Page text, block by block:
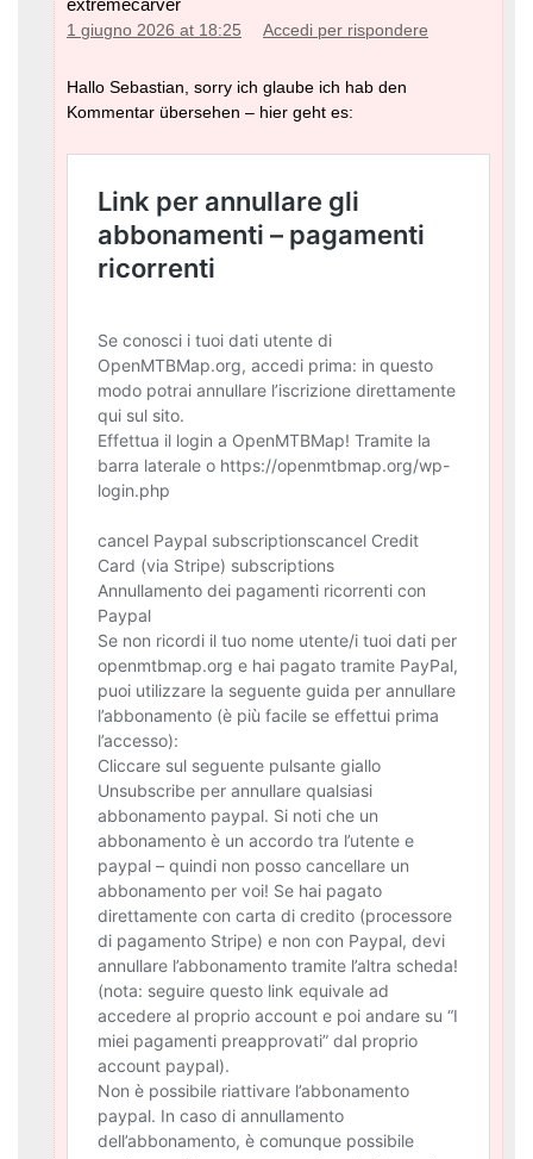
extremecarver
1 giugno 2026 at 18:25 Accedi per rispondere
Hallo Sebastian, sorry ich glaube ich hab den
Kommentar übersehen – hier geht es: